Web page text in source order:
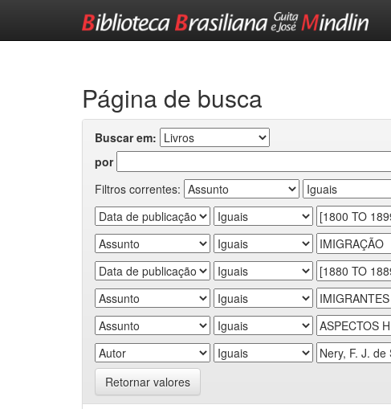
Página de busca
Buscar em:
por
Filtros correntes:
Retornar valores